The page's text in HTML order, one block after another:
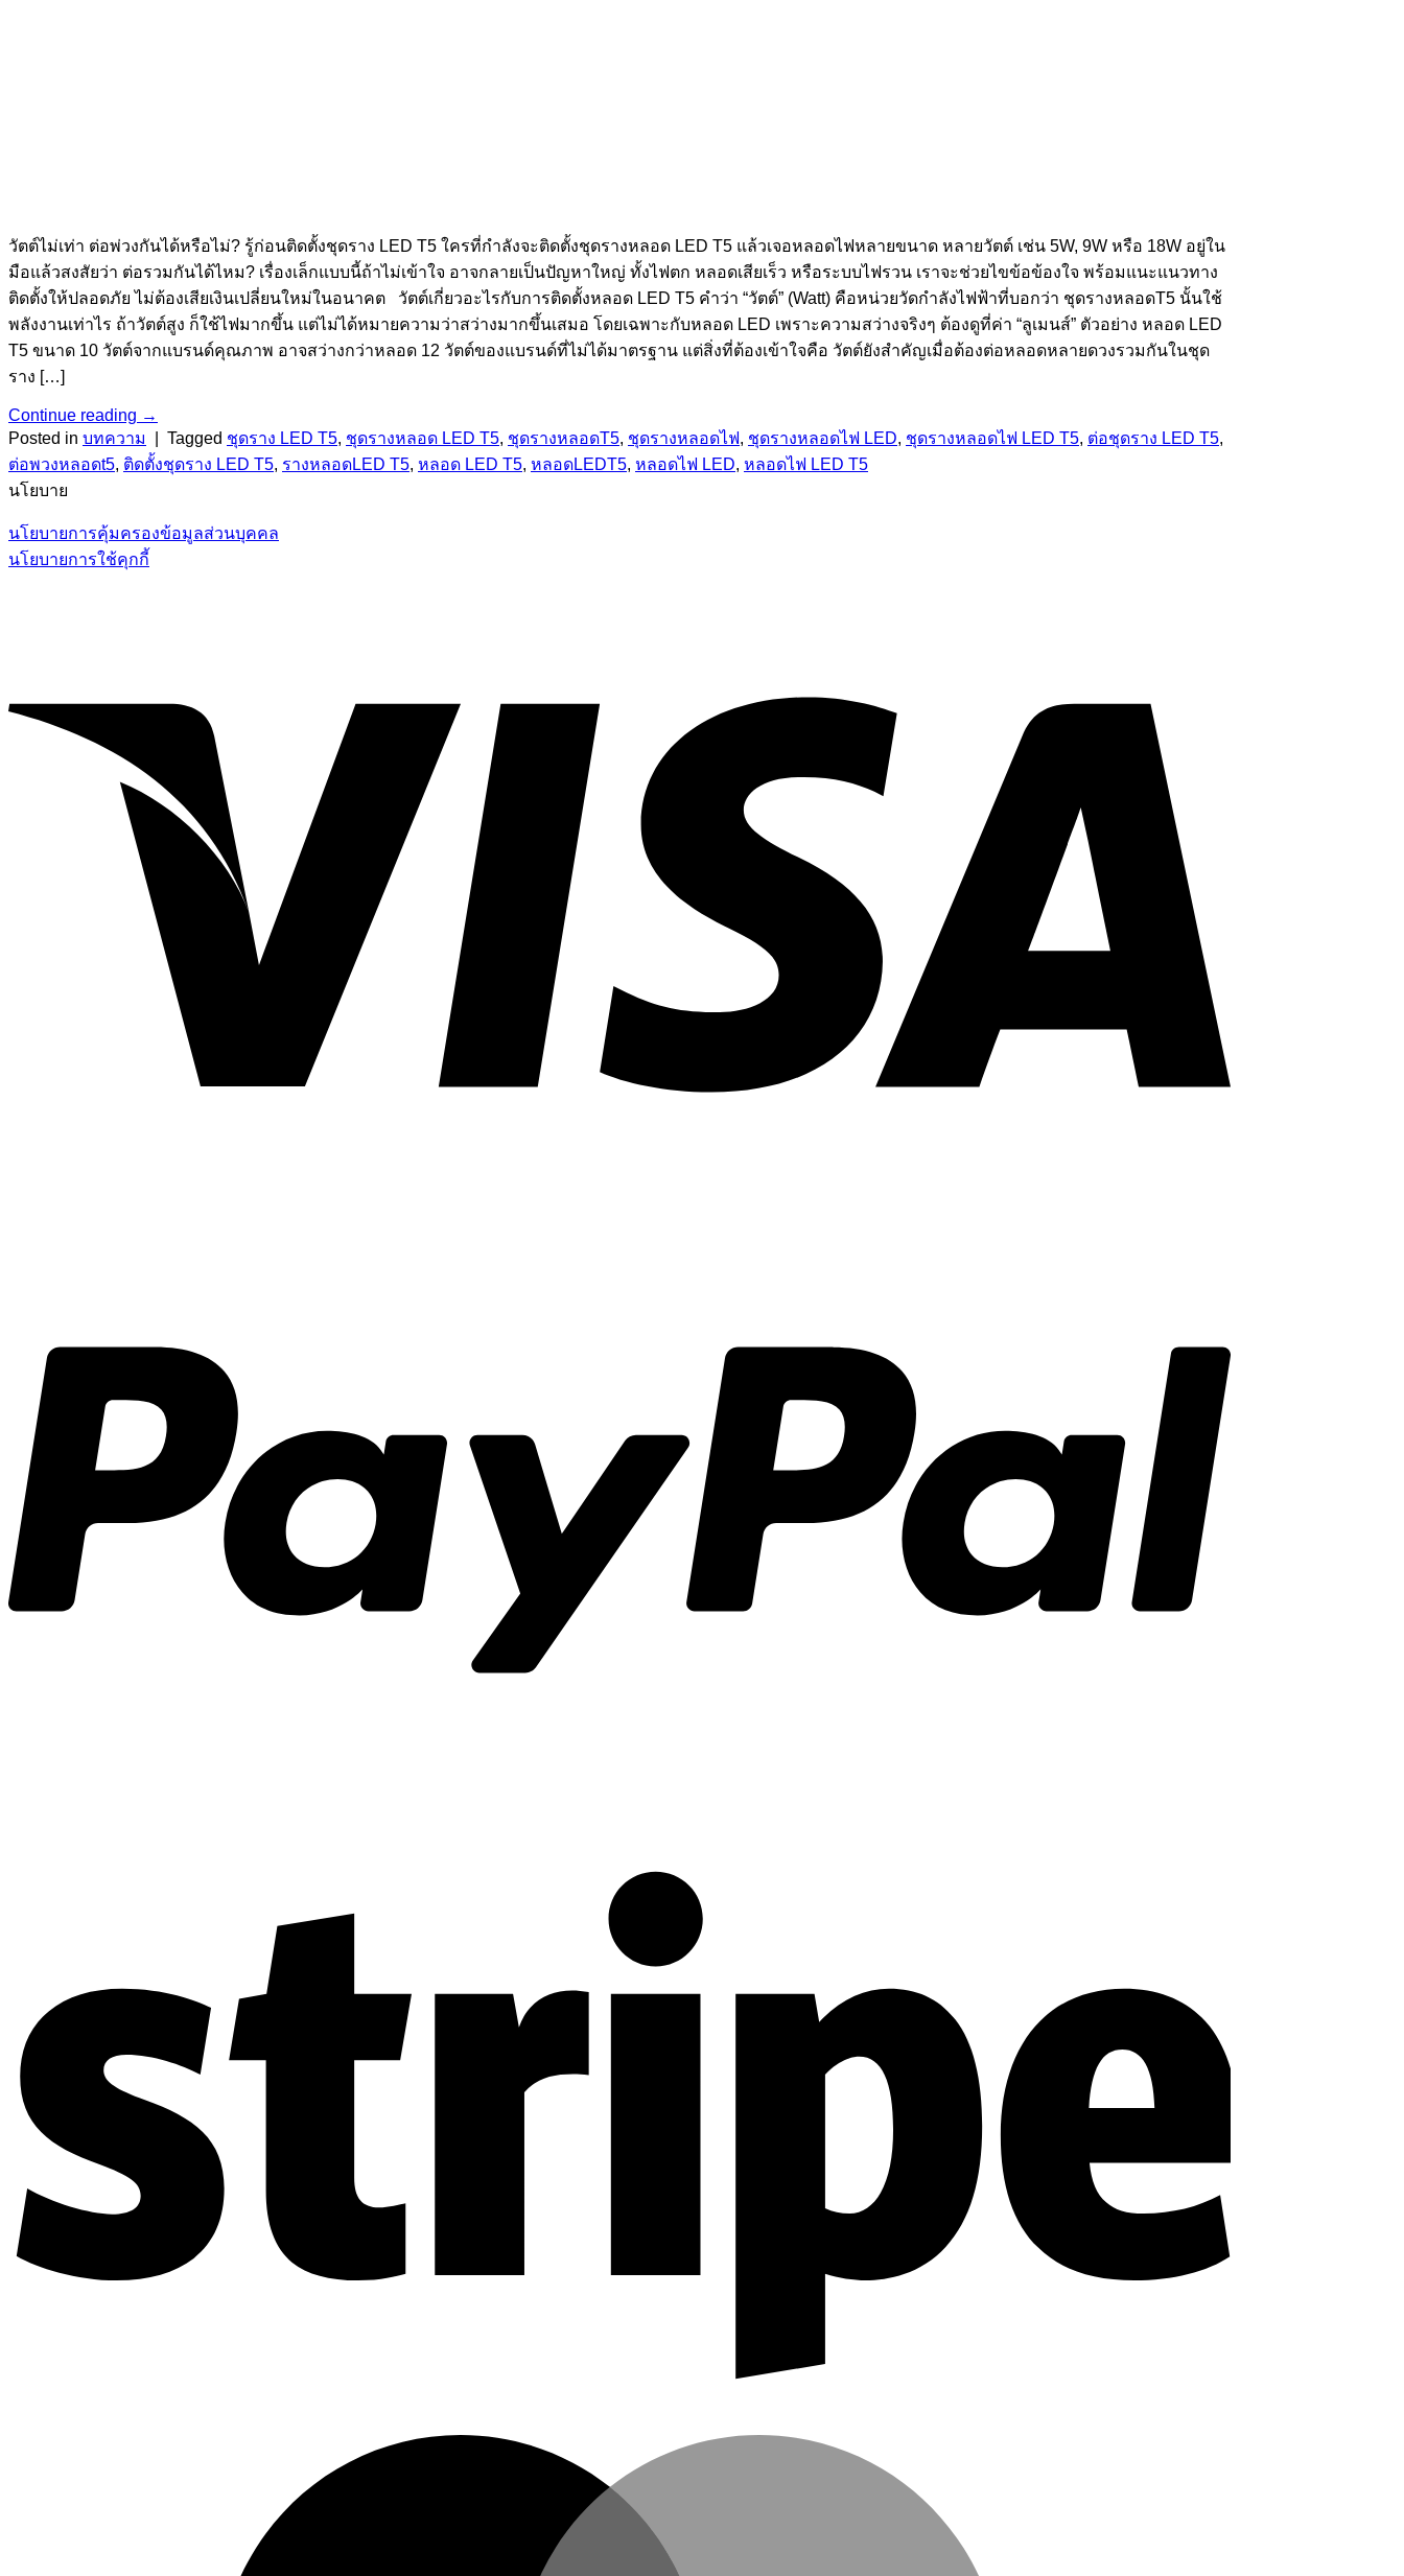
วัตต์ไม่เท่า ต่อพ่วงกันได้หรือไม่? รู้ก่อนติดตั้งชุดราง LED T5 ใครที่กำลังจะติดตั้งชุดรางหลอด LED T5 แล้วเจอหลอดไฟหลายขนาด หลายวัตต์ เช่น 5W, 9W หรือ 18W อยู่ใน
มือแล้วสงสัยว่า ต่อรวมกันได้ไหม? เรื่องเล็กแบบนี้ถ้าไม่เข้าใจ อาจกลายเป็นปัญหาใหญ่ ทั้งไฟตก หลอดเสียเร็ว หรือระบบไฟรวน เราจะช่วยไขข้อข้องใจ พร้อมแนะแนวทาง
ติดตั้งให้ปลอดภัย ไม่ต้องเสียเงินเปลี่ยนใหม่ในอนาคต วัตต์เกี่ยวอะไรกับการติดตั้งหลอด LED T5 คำว่า “วัตต์” (Watt) คือหน่วยวัดกำลังไฟฟ้าที่บอกว่า ชุดรางหลอดT5 นั้นใช้
พลังงานเท่าไร ถ้าวัตต์สูง ก็ใช้ไฟมากขึ้น แต่ไม่ได้หมายความว่าสว่างมากขึ้นเสมอ โดยเฉพาะกับหลอด LED เพราะความสว่างจริงๆ ต้องดูที่ค่า “ลูเมนส์” ตัวอย่าง หลอด LED
T5 ขนาด 10 วัตต์จากแบรนด์คุณภาพ อาจสว่างกว่าหลอด 12 วัตต์ของแบรนด์ที่ไม่ได้มาตรฐาน แต่สิ่งที่ต้องเข้าใจคือ วัตต์ยังสำคัญเมื่อต้องต่อหลอดหลายดวงรวมกันในชุด
ราง […]
Continue reading →
Posted in บทความ Tagged ชุดราง LED T5, ชุดรางหลอด LED T5, ชุดรางหลอดT5, ชุดรางหลอดไฟ, ชุดรางหลอดไฟ LED, ชุดรางหลอดไฟ LED T5, ต่อชุดราง LED T5,
ต่อพวงหลอดt5, ติดตั้งชุดราง LED T5, รางหลอดLED T5, หลอด LED T5, หลอดLEDT5, หลอดไฟ LED, หลอดไฟ LED T5
นโยบาย
นโยบายการคุ้มครองข้อมูลส่วนบุคคล
นโยบายการใช้คุกกี้